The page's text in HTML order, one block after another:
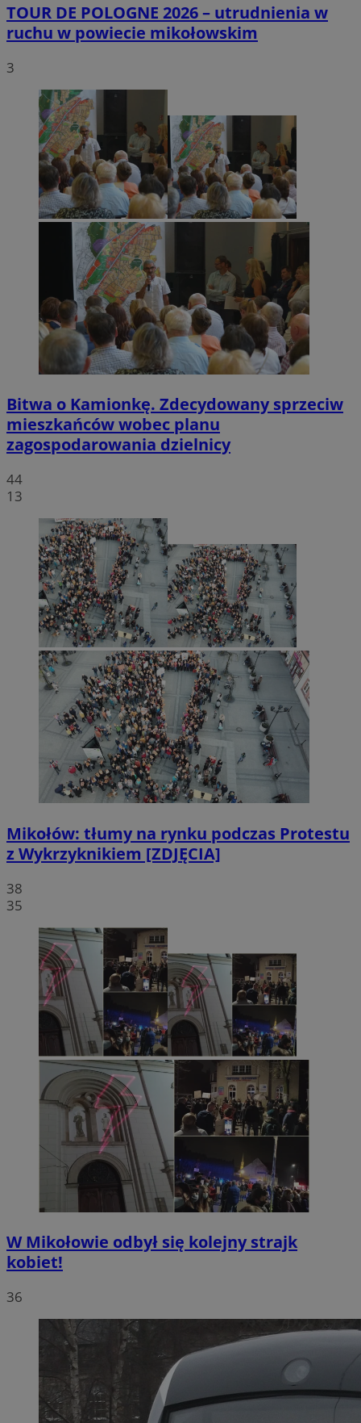
TOUR DE POLOGNE 2026 – utrudnienia w
ruchu w powiecie mikołowskim
3
Bitwa o Kamionkę. Zdecydowany sprzeciw
mieszkańców wobec planu
zagospodarowania dzielnicy
44
13
Mikołów: tłumy na rynku podczas Protestu
z Wykrzyknikiem [ZDJĘCIA]
38
35
W Mikołowie odbył się kolejny strajk
kobiet!
36